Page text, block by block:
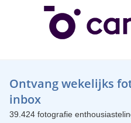
Ontvang wekelijks
inbox
39.424 fotografie